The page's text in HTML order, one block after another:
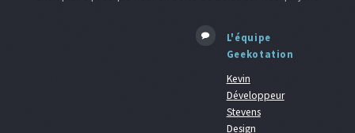
L'équipe
Geekotation
Kevin
Développeur
Stevens
Design